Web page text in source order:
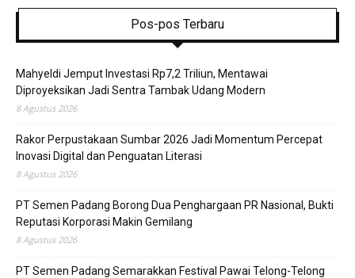
Pos-pos Terbaru
Mahyeldi Jemput Investasi Rp7,2 Triliun, Mentawai
Diproyeksikan Jadi Sentra Tambak Udang Modern
8 Agustus 2026
Rakor Perpustakaan Sumbar 2026 Jadi Momentum Percepat
Inovasi Digital dan Penguatan Literasi
8 Agustus 2026
PT Semen Padang Borong Dua Penghargaan PR Nasional, Bukti
Reputasi Korporasi Makin Gemilang
8 Agustus 2026
PT Semen Padang Semarakkan Festival Pawai Telong-Telong